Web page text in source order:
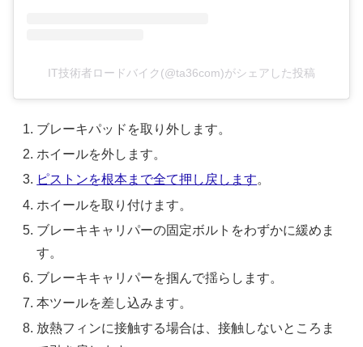
IT技術者ロードバイク(@ta36com)がシェアした投稿
ブレーキパッドを取り外します。
ホイールを外します。
ピストンを根本まで全て押し戻します。
ホイールを取り付けます。
ブレーキキャリパーの固定ボルトをわずかに緩めま
す。
ブレーキキャリパーを掴んで揺らします。
本ツールを差し込みます。
放熱フィンに接触する場合は、接触しないところま